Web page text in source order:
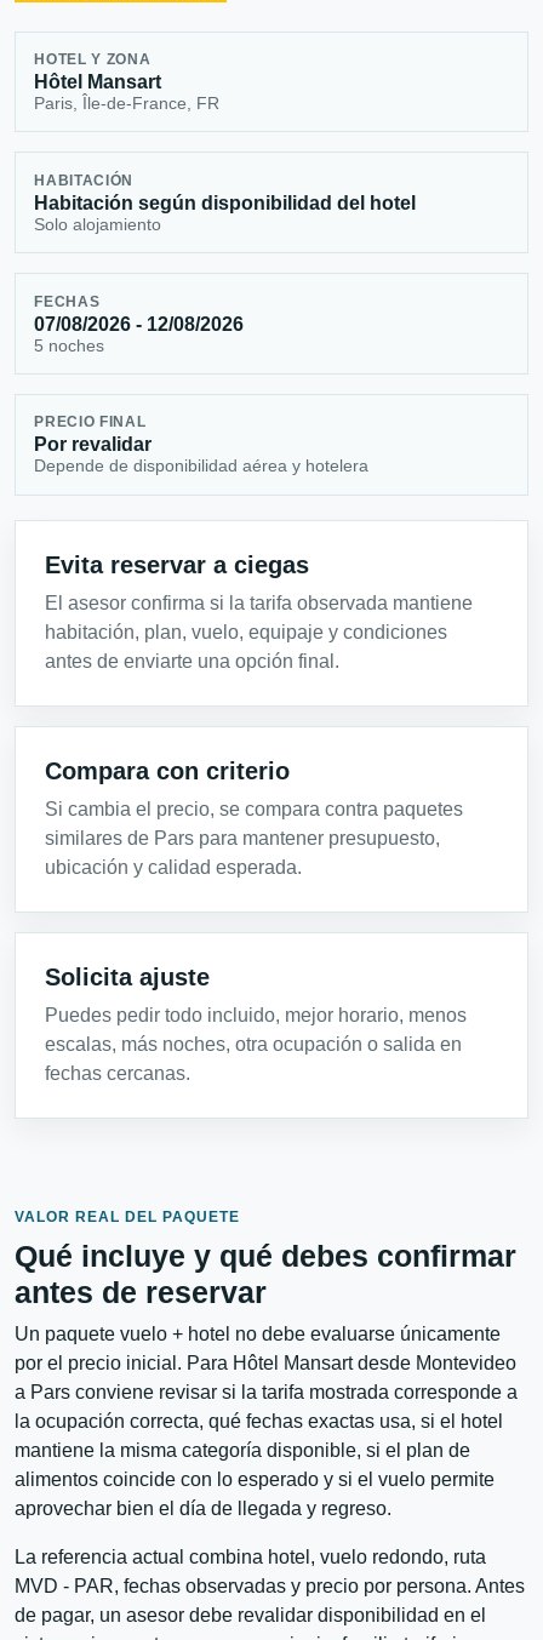
HOTEL Y ZONA
Hôtel Mansart
Paris, Île-de-France, FR
HABITACIÓN
Habitación según disponibilidad del hotel
Solo alojamiento
FECHAS
07/08/2026 - 12/08/2026
5 noches
PRECIO FINAL
Por revalidar
Depende de disponibilidad aérea y hotelera
Evita reservar a ciegas
El asesor confirma si la tarifa observada mantiene
habitación, plan, vuelo, equipaje y condiciones
antes de enviarte una opción final.
Compara con criterio
Si cambia el precio, se compara contra paquetes
similares de Pars para mantener presupuesto,
ubicación y calidad esperada.
Solicita ajuste
Puedes pedir todo incluido, mejor horario, menos
escalas, más noches, otra ocupación o salida en
fechas cercanas.
VALOR REAL DEL PAQUETE
Qué incluye y qué debes confirmar
antes de reservar
Un paquete vuelo + hotel no debe evaluarse únicamente
por el precio inicial. Para Hôtel Mansart desde Montevideo
a Pars conviene revisar si la tarifa mostrada corresponde a
la ocupación correcta, qué fechas exactas usa, si el hotel
mantiene la misma categoría disponible, si el plan de
alimentos coincide con lo esperado y si el vuelo permite
aprovechar bien el día de llegada y regreso.
La referencia actual combina hotel, vuelo redondo, ruta
MVD - PAR, fechas observadas y precio por persona. Antes
de pagar, un asesor debe revalidar disponibilidad en el